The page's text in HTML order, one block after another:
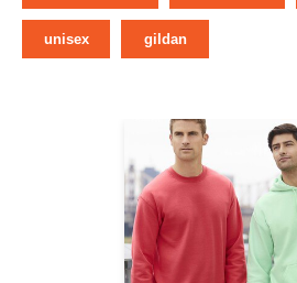
unisex gildan